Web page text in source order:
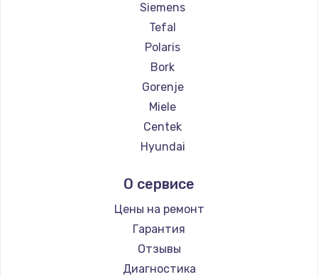
Siemens
Tefal
Polaris
Bork
Gorenje
Miele
Centek
Hyundai
DELTA
Silter
Chayka
Beko
Vivitek
О сервисе
Цены на ремонт
Гарантия
Отзывы
Диагностика